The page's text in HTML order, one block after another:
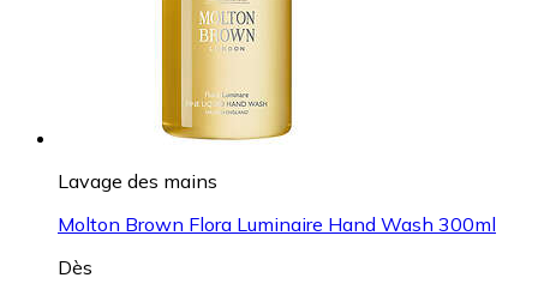
Lavage des mains
Molton Brown Flora Luminaire Hand Wash 300ml
Dès